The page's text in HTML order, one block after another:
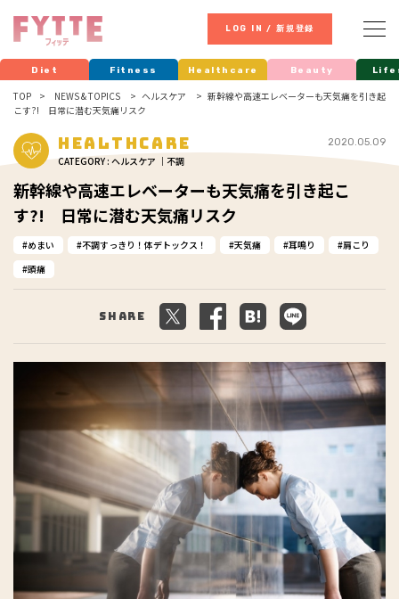
LOG IN / 新規登録
Diet Fitness Healthcare Beauty
TOP NEWS & TOPICS ヘルスケア
新幹線や高速エレベーターも天気痛を引き起
こす?! 日常に潜む天気痛リスク
Healthcare
CATEGORY : ヘルスケア ｜不調
2020.05.09
新幹線や高速エレベーターも天気痛を引き起こ
す?! 日常に潜む天気痛リスク
めまい 不調すっきり！体デトックス！ 天気痛 耳鳴り
肩こり
頭痛
Share